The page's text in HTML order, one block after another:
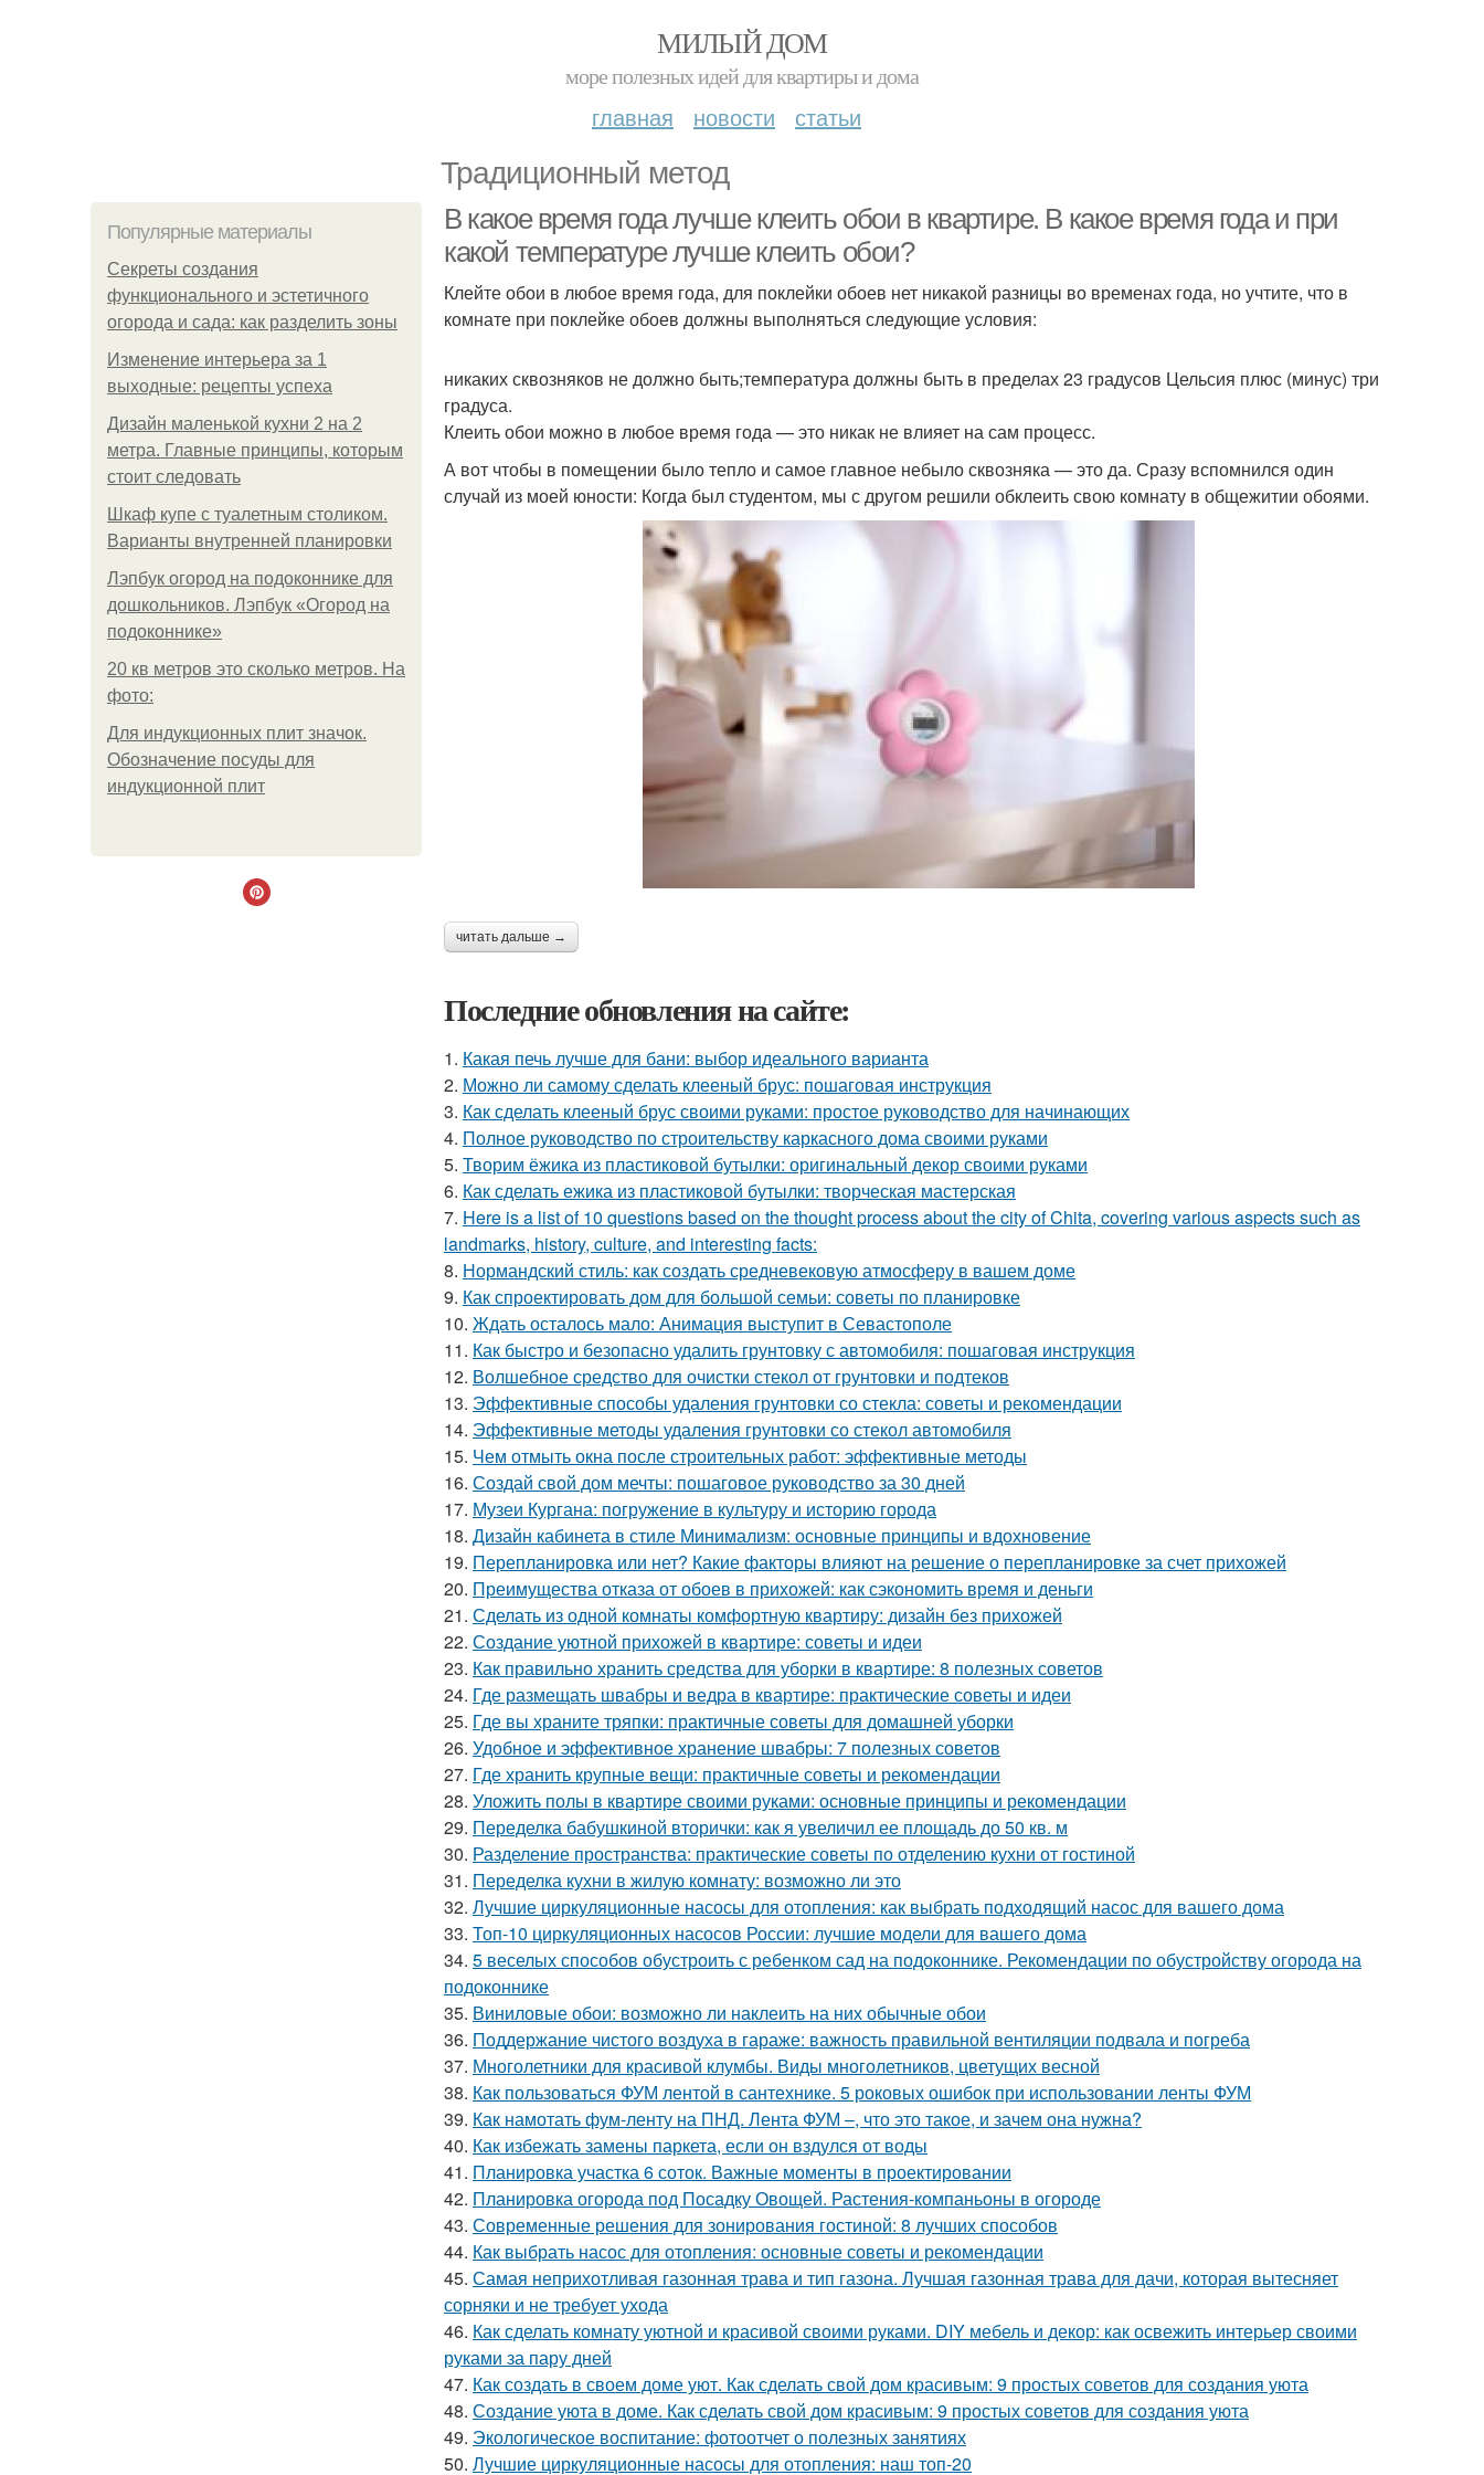
МИЛЫЙ ДОМ
море полезных идей для квартиры и дома
главная новости статьи
Традиционный метод
Популярные материалы
Секреты создания
функционального и эстетичного
огорода и сада: как разделить зоны
Изменение интерьера за 1
выходные: рецепты успеха
Дизайн маленькой кухни 2 на 2
метра. Главные принципы, которым
стоит следовать
Шкаф купе с туалетным столиком.
Варианты внутренней планировки
Лэпбук огород на подоконнике для
дошкольников. Лэпбук «Огород на
подоконнике»
20 кв метров это сколько метров. На
фото:
Для индукционных плит значок.
Обозначение посуды для
индукционной плит
В какое время года лучше клеить обои в квартире. В какое время года и при
какой температуре лучше клеить обои?
Клейте обои в любое время года, для поклейки обоев нет никакой разницы во временах года, но учтите, что в
комнате при поклейке обоев должны выполняться следующие условия:
никаких сквозняков не должно быть;температура должны быть в пределах 23 градусов Цельсия плюс (минус) три
градуса.
Клеить обои можно в любое время года — это никак не влияет на сам процесс.
А вот чтобы в помещении было тепло и самое главное небыло сквозняка — это да. Сразу вспомнился один
случай из моей юности: Когда был студентом, мы с другом решили обклеить свою комнату в общежитии обоями.
читать дальше →
Последние обновления на сайте:
1. Какая печь лучше для бани: выбор идеального варианта
2. Можно ли самому сделать клееный брус: пошаговая инструкция
3. Как сделать клееный брус своими руками: простое руководство для начинающих
4. Полное руководство по строительству каркасного дома своими руками
5. Творим ёжика из пластиковой бутылки: оригинальный декор своими руками
6. Как сделать ежика из пластиковой бутылки: творческая мастерская
7. Here is a list of 10 questions based on the thought process about the city of Chita, covering various aspects such as
landmarks, history, culture, and interesting facts:
8. Нормандский стиль: как создать средневековую атмосферу в вашем доме
9. Как спроектировать дом для большой семьи: советы по планировке
10. Ждать осталось мало: Анимация выступит в Севастополе
11. Как быстро и безопасно удалить грунтовку с автомобиля: пошаговая инструкция
12. Волшебное средство для очистки стекол от грунтовки и подтеков
13. Эффективные способы удаления грунтовки со стекла: советы и рекомендации
14. Эффективные методы удаления грунтовки со стекол автомобиля
15. Чем отмыть окна после строительных работ: эффективные методы
16. Создай свой дом мечты: пошаговое руководство за 30 дней
17. Музеи Кургана: погружение в культуру и историю города
18. Дизайн кабинета в стиле Минимализм: основные принципы и вдохновение
19. Перепланировка или нет? Какие факторы влияют на решение о перепланировке за счет прихожей
20. Преимущества отказа от обоев в прихожей: как сэкономить время и деньги
21. Сделать из одной комнаты комфортную квартиру: дизайн без прихожей
22. Создание уютной прихожей в квартире: советы и идеи
23. Как правильно хранить средства для уборки в квартире: 8 полезных советов
24. Где размещать швабры и ведра в квартире: практические советы и идеи
25. Где вы храните тряпки: практичные советы для домашней уборки
26. Удобное и эффективное хранение швабры: 7 полезных советов
27. Где хранить крупные вещи: практичные советы и рекомендации
28. Уложить полы в квартире своими руками: основные принципы и рекомендации
29. Переделка бабушкиной вторички: как я увеличил ее площадь до 50 кв. м
30. Разделение пространства: практические советы по отделению кухни от гостиной
31. Переделка кухни в жилую комнату: возможно ли это
32. Лучшие циркуляционные насосы для отопления: как выбрать подходящий насос для вашего дома
33. Топ-10 циркуляционных насосов России: лучшие модели для вашего дома
34. 5 веселых способов обустроить с ребенком сад на подоконнике. Рекомендации по обустройству огорода на
подоконнике
35. Виниловые обои: возможно ли наклеить на них обычные обои
36. Поддержание чистого воздуха в гараже: важность правильной вентиляции подвала и погреба
37. Многолетники для красивой клумбы. Виды многолетников, цветущих весной
38. Как пользоваться ФУМ лентой в сантехнике. 5 роковых ошибок при использовании ленты ФУМ
39. Как намотать фум-ленту на ПНД. Лента ФУМ –, что это такое, и зачем она нужна?
40. Как избежать замены паркета, если он вздулся от воды
41. Планировка участка 6 соток. Важные моменты в проектировании
42. Планировка огорода под Посадку Овощей. Растения-компаньоны в огороде
43. Современные решения для зонирования гостиной: 8 лучших способов
44. Как выбрать насос для отопления: основные советы и рекомендации
45. Самая неприхотливая газонная трава и тип газона. Лучшая газонная трава для дачи, которая вытесняет
сорняки и не требует ухода
46. Как сделать комнату уютной и красивой своими руками. DIY мебель и декор: как освежить интерьер своими
руками за пару дней
47. Как создать в своем доме уют. Как сделать свой дом красивым: 9 простых советов для создания уюта
48. Создание уюта в доме. Как сделать свой дом красивым: 9 простых советов для создания уюта
49. Экологическое воспитание: фотоотчет о полезных занятиях
50. Лучшие циркуляционные насосы для отопления: наш топ-20